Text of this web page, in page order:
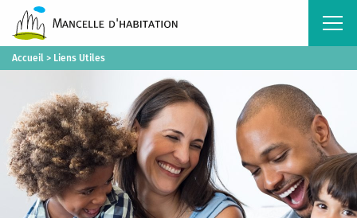
Accueil > Liens Utiles